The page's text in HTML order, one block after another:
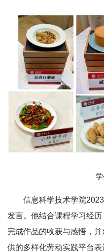
信息科学技术学院
发言。他结合课程学习经
完成作品的收获与感悟，
供的多样化劳动实践平台